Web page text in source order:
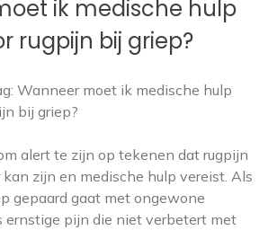
ik medische hulp
rugpijn bij griep?
Wanneer moet ik medische hulp
bij griep?
alert te zijn op tekenen dat rugpijn
zijn en medische hulp vereist. Als
gepaard gaat met ongewone
ernstige pijn die niet verbetert met